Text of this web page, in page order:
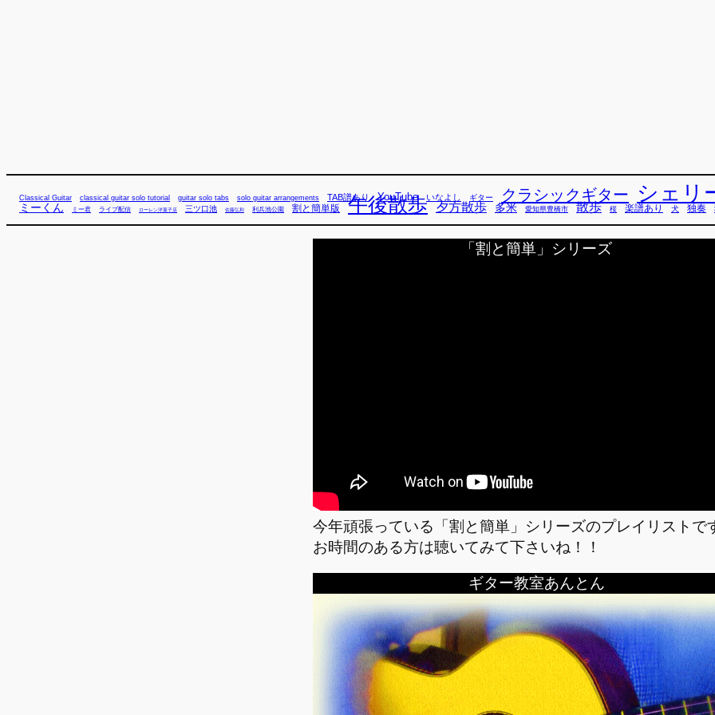
Classical Guitar classical guitar solo tutorial guitar solo tabs solo guitar arrangements TAB譜あり YouTube いなよし ギター クラシックギター シェリ
ミーくん ミー君 ライブ配信 ローレン洋菓子店 三ツ口池 佐藤弘和 利兵池公園 割と簡単版 午後散歩 夕方散歩 多米 愛知県豊橋市 散歩 桜 楽譜あり 犬 独奏
「割と簡単」シリーズ
今年頑張っている「割と簡単」シリーズのプレイリストで
お時間のある方は聴いてみて下さいね！！
ギター教室あんとん